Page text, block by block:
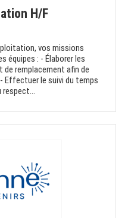
H/F
vos missions
équipes : - Élaborer les
remplacement afin de
Effectuer le suivi du temps
respect...